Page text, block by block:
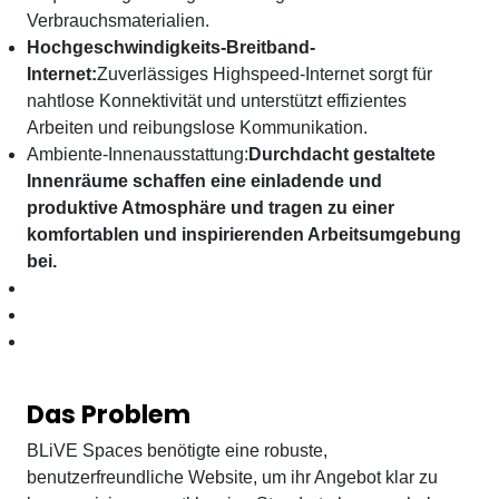
Verbrauchsmaterialien.
Hochgeschwindigkeits-Breitband-
Internet:Zuverlässiges Highspeed-Internet sorgt für
nahtlose Konnektivität und unterstützt effizientes
Arbeiten und reibungslose Kommunikation.
Ambiente-Innenausstattung: Durchdacht gestaltete
Innenräume schaffen eine einladende und
produktive Atmosphäre und tragen zu einer
komfortablen und inspirierenden Arbeitsumgebung
bei.
Das Problem
BLiVE Spaces benötigte eine robuste,
benutzerfreundliche Website, um ihr Angebot klar zu